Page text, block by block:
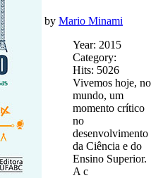
by Mario Minami
Year: 2015
Category:
Hits: 5026
Vivemos hoje, no
mundo, um
momento crítico
no
desenvolvimento
da Ciência e do
Ensino Superior.
A c